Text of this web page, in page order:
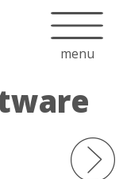
menu